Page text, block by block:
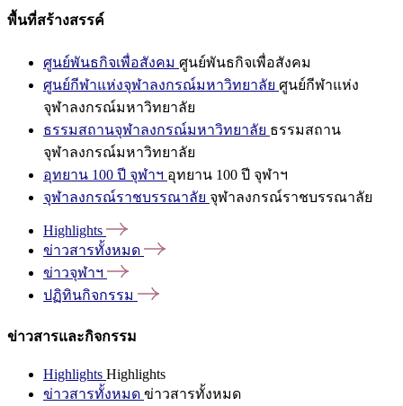
พื้นที่สร้างสรรค์
ศูนย์พันธกิจเพื่อสังคม ศูนย์พันธกิจเพื่อสังคม
ศูนย์กีฬาแห่งจุฬาลงกรณ์มหาวิทยาลัย ศูนย์กีฬาแห่ง
จุฬาลงกรณ์มหาวิทยาลัย
ธรรมสถานจุฬาลงกรณ์มหาวิทยาลัย ธรรมสถาน
จุฬาลงกรณ์มหาวิทยาลัย
อุทยาน 100 ปี จุฬาฯ อุทยาน 100 ปี จุฬาฯ
จุฬาลงกรณ์ราชบรรณาลัย จุฬาลงกรณ์ราชบรรณาลัย
Highlights
ข่าวสารทั้งหมด
ข่าวจุฬาฯ
ปฏิทินกิจกรรม
ข่าวสารและกิจกรรม
Highlights Highlights
ข่าวสารทั้งหมด ข่าวสารทั้งหมด